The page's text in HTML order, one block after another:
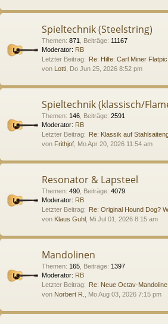
Spieltechnik (Steelstring)
Themen: 871 Beiträge: 11167
Moderator: RB
Letzter Beitrag: Re: Hilfe: Carl Miner
von Lotti , Do Jun 25, 2026 8:52 pm
Spieltechnik (klassisch/
Themen: 146 Beiträge: 2591
Moderator: RB
Letzter Beitrag: Re: Klassik auf
von Frithjof , Mo Apr 20, 2026 11:54 am
Resonator & Lapsteel
Themen: 490 Beiträge: 4079
Moderator: RB
Letzter Beitrag: Re: Original Hound Dog?
von Klaus Guhl , Mi Jul 01, 2026 8:15 am
Mandolinen
Themen: 165 Beiträge: 1397
Moderator: RB
Letzter Beitrag: Re: Neue Octav-Mandoline
von Norbert R. , Mo Aug 03, 2026 7:15 pm